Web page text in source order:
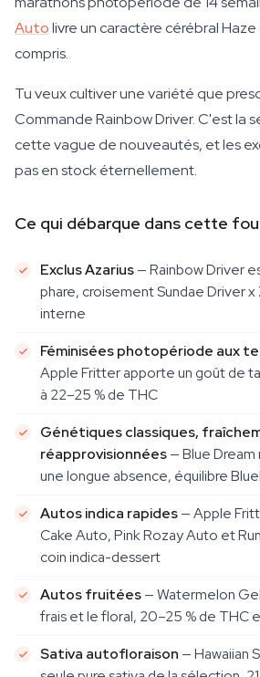
Autolivre un caractère cérébral
compris.
Tu veux cultiver une variété que
Commande Rainbow Driver. C'est la
cette vague de nouveautés, et les
pas en stock éternellement.
Ce qui débarque dans cette
Exclus Azarius— Rainbow Driver
phare, croisement Sundae Driver
interne
Féminisées photopériode aux
Apple Fritter apporte un goût de
à 22–25 % de THC
Génétiques classiques,
réapprovisionnées— Blue
une longue absence, équilibre
Autos indica rapides— Apple
Cake Auto, Pink Rozay Auto et
coin indica-dessert
Autos fruitées— Watermelon
frais et le floral, 20–25 % de THC
Sativa autofloraison — Hawaiian